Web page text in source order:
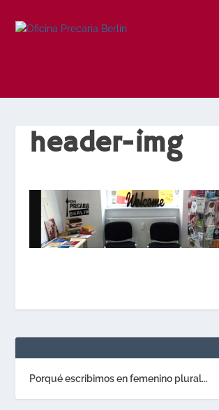
header-img
Porqué escribimos en femenino plural...